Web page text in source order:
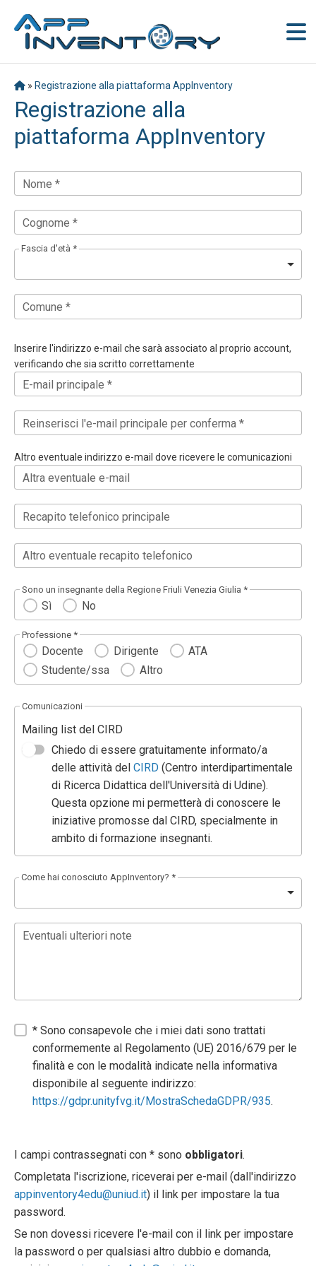
» Registrazione alla piattaforma AppInventory
Registrazione alla
piattaforma AppInventory
Nome *
Cognome *
Fascia d'età *
Comune *
Inserire l'indirizzo e-mail che sarà associato al proprio account,
verificando che sia scritto correttamente
E-mail principale *
Reinserisci l'e-mail principale per conferma *
Altro eventuale indirizzo e-mail dove ricevere le comunicazioni
Altra eventuale e-mail
Recapito telefonico principale
Altro eventuale recapito telefonico
Sono un insegnante della Regione Friuli Venezia Giulia *
Sì No
Professione *
Docente Dirigente
ATA
Studente/ssa
Altro
Comunicazioni
Mailing list del CIRD
Chiedo di essere gratuitamente informato/a
delle attività delCIRD (Centro interdipartimentale
di Ricerca Didattica dell'Università di Udine).
Questa opzione mi permetterà di conoscere le
iniziative promosse dal CIRD, specialmente in
ambito di formazione insegnanti.
Come hai conosciuto AppInventory? *
Eventuali ulteriori note
* Sono consapevole che i miei dati sono trattati
conformemente al Regolamento (UE) 2016/679 per le
finalità e con le modalità indicate nella informativa
disponibile al seguente indirizzo:
https://gdpr.unityfvg.it/MostraSchedaGDPR/935.
I campi contrassegnati con * sono obbligatori.
Completata l'iscrizione, riceverai per e-mail (dall'indirizzo
appinventory4edu@uniud.it) il link per impostare la tua
password.
Se non dovessi ricevere l'e-mail con il link per impostare
la password o per qualsiasi altro dubbio e domanda,